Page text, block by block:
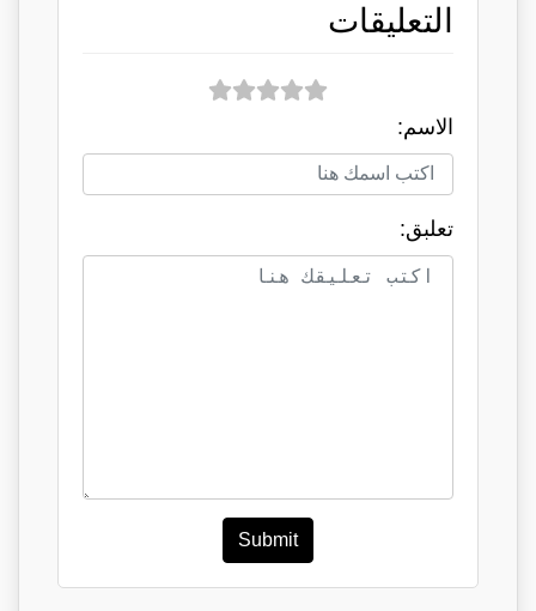
التعليقات
الاسم:
تعلبق:
Submit